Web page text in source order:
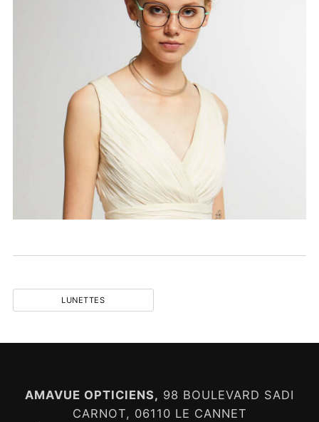
LUNETTES
AMAVUE OPTICIENS, 98 BOULEVARD SADI
CARNOT, 06110 LE CANNET